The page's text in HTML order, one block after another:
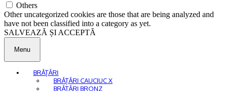
Others
Other uncategorized cookies are those that are being analyzed and
have not been classified into a category as yet.
SALVEAZĂ ȘI ACCEPTĂ
Menu
BRĂȚĂRI
BRĂȚĂRI CAUCIUC X
BRĂȚĂRI BRONZ